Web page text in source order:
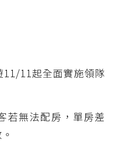
11/11起全面實施領隊
若無法配房，單房差